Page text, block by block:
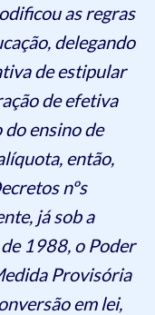
as regras
delegando
de estipular
de efetiva
ensino de
então,
nºs
já sob a
1988, o Poder
Provisória
em lei,